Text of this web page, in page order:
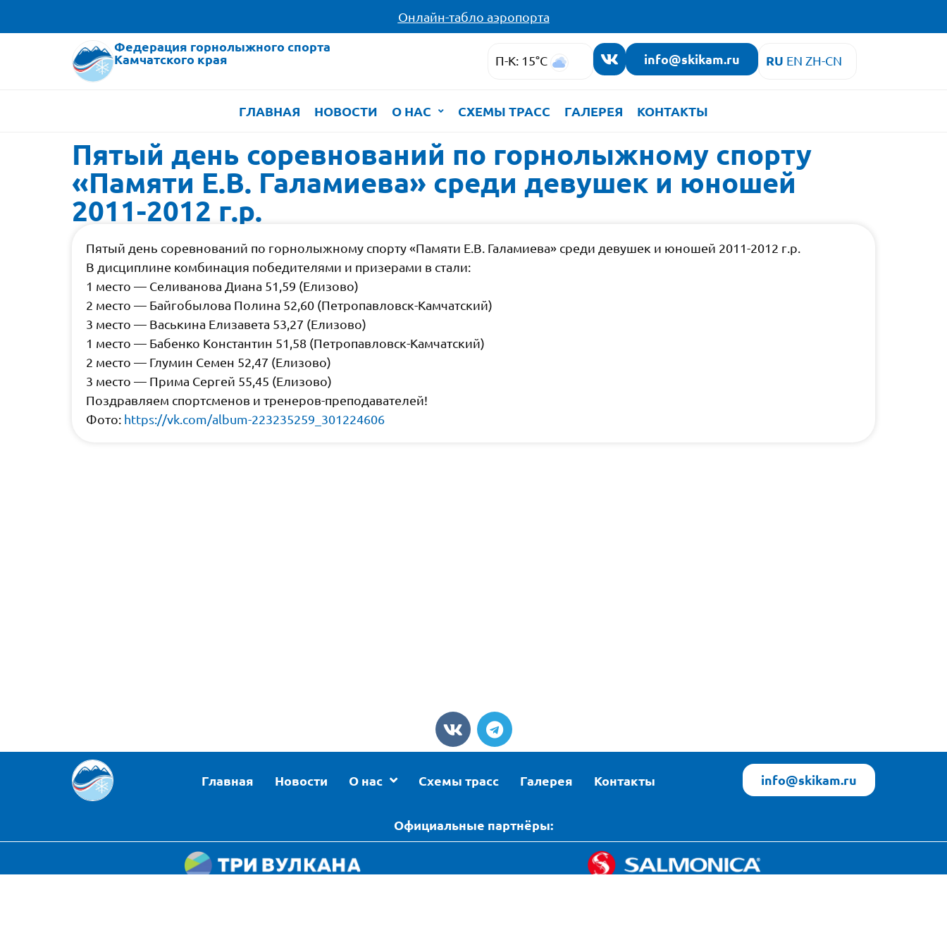
Онлайн-табло аэропорта
Федерация горнолыжного спорта
Камчатского края П-К: 15°C info@skikam.ru RU EN ZH-CN
ГЛАВНАЯ НОВОСТИ О НАС СХЕМЫ ТРАСС ГАЛЕРЕЯ КОНТАКТЫ
Пятый день соревнований по горнолыжному спорту
«Памяти Е.В. Галамиева» среди девушек и юношей
2011-2012 г.р.
Пятый день соревнований по горнолыжному спорту «Памяти Е.В. Галамиева» среди девушек и юношей 2011-2012 г.р.
В дисциплине комбинация победителями и призерами в стали:
1 место — Селиванова Диана 51,59 (Елизово)
2 место — Байгобылова Полина 52,60 (Петропавловск-Камчатский)
3 место — Васькина Елизавета 53,27 (Елизово)
1 место — Бабенко Константин 51,58 (Петропавловск-Камчатский)
2 место — Глумин Семен 52,47 (Елизово)
3 место — Прима Сергей 55,45 (Елизово)
Поздравляем спортсменов и тренеров-преподавателей!
Фото: https://vk.com/album-223235259_301224606
Главная Новости О нас Схемы трасс Галерея Контакты info@skikam.ru
Официальные партнёры: